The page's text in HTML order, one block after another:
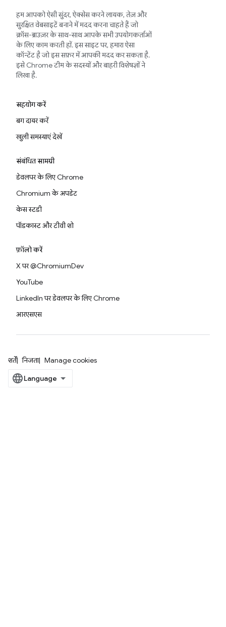
हम आपको ऐसी सुंदर, ऐक्सेस करने लायक, तेज़ और
सुरक्षित वेबसाइटें बनाने में मदद करना चाहते हैं जो
क्रॉस-ब्राउज़र के साथ-साथ आपके सभी उपयोगकर्ताओं
के लिए काम करती हों. इस साइट पर, हमारा ऐसा
कॉन्टेंट है जो इस सफ़र में आपकी मदद कर सकता है.
इसे Chrome टीम के सदस्यों और बाहरी विशेषज्ञों ने
लिखा है.
सहयोग करें
बग दायर करें
खुली समस्याएं देखें
संबंधित सामग्री
डेवलपर के लिए Chrome
Chromium के अपडेट
केस स्टडी
पॉडकास्ट और टीवी शो
फ़ॉलो करें
X पर @ChromiumDev
YouTube
LinkedIn पर डेवलपर के लिए Chrome
आरएसएस
शर्तें निजता Manage cookies